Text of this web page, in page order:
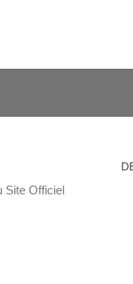
Site Officiel